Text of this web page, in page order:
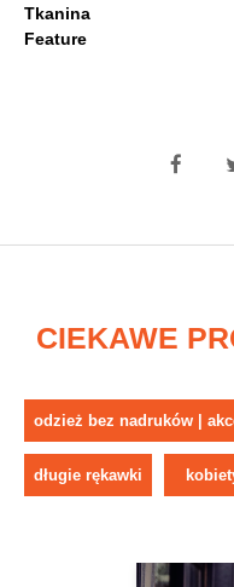
Tkanina
Feature
CIEKAWE
odzież bez nadruków |
długie rękawki